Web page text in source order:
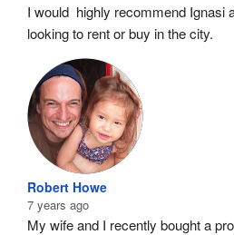
I would  highly recommend Ignasi
looking to rent or buy in the city.
Robert Howe
7 years ago
My wife and I recently bought a